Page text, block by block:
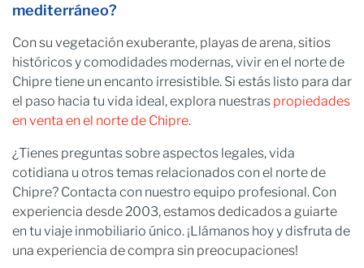
mediterráneo?
Con su vegetación exuberante, playas de arena, sitios
históricos y comodidades modernas, vivir en el norte de
Chipre tiene un encanto irresistible. Si estás listo para dar
el paso hacia tu vida ideal, explora nuestras propiedades
en venta en el norte de Chipre.
¿Tienes preguntas sobre aspectos legales, vida
cotidiana u otros temas relacionados con el norte de
Chipre? Contacta con nuestro equipo profesional. Con
experiencia desde 2003, estamos dedicados a guiarte
en tu viaje inmobiliario único. ¡Llámanos hoy y disfruta de
una experiencia de compra sin preocupaciones!